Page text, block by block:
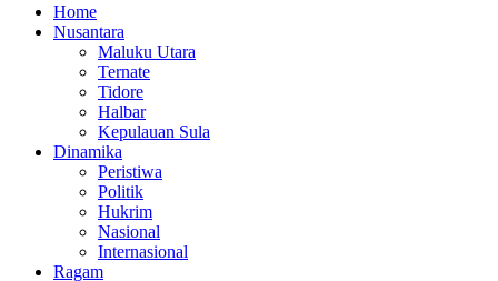
Home
Nusantara
Maluku Utara
Ternate
Tidore
Halbar
Kepulauan Sula
Dinamika
Peristiwa
Politik
Hukrim
Nasional
Internasional
Ragam